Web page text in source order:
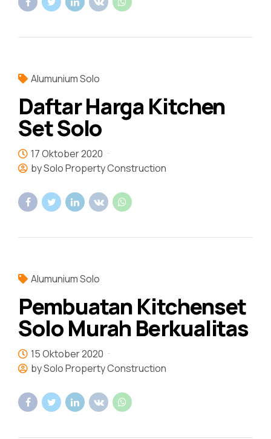
Alumunium Solo
Daftar Harga Kitchen
Set Solo
17 Oktober 2020
by Solo Property Construction
Alumunium Solo
Pembuatan Kitchenset
Solo Murah Berkualitas
15 Oktober 2020
by Solo Property Construction